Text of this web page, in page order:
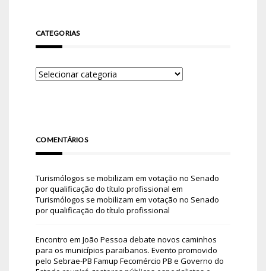
CATEGORIAS
COMENTÁRIOS
Turismólogos se mobilizam em votação no Senado
por qualificação do título profissional em
Turismólogos se mobilizam em votação no Senado
por qualificação do título profissional
Encontro em João Pessoa debate novos caminhos
para os municípios paraibanos. Evento promovido
pelo Sebrae-PB Famup Fecomércio PB e Governo do